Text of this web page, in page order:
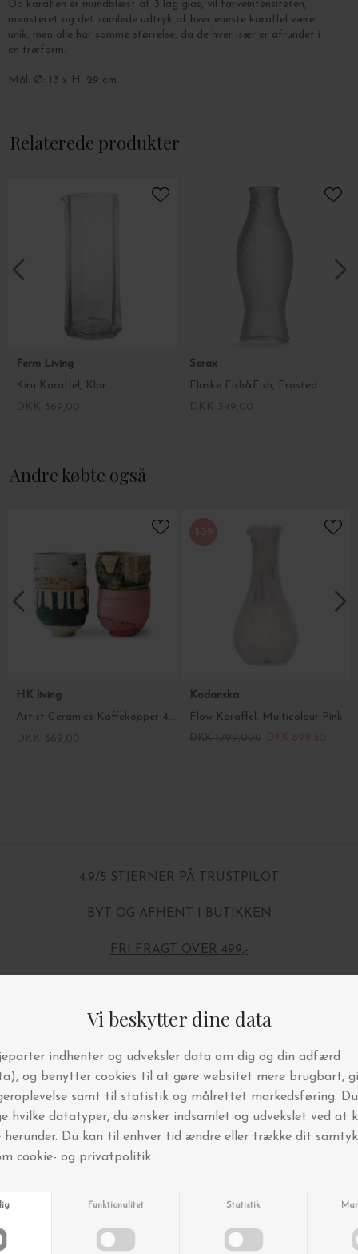
Da karaflen er mundblæst af 3 lag glas, vil farveintensiteten,
mønsteret og det samlede udtryk af hver eneste karaffel være
unik, men alle har samme størrelse, da de hver især er afrundet i
en træform.
Mål: Ø: 13 x H: 29 cm.
Relaterede produkter
Ferm Living
Kiru Karaffel, Klar
Serax
Flaske Fish&Fish, Frosted
Andre købte også
HK living
Artist Ceramics Kaffekopper 4 stk.
-50%
Kodanska
Flow Karaffel, Multicolour Pink
4.9/5 STJERNER PÅ TRUSTPILOT
BYT OG AFHENT I BUTIKKEN
FRI FRAGT OVER 499,-
Andre købte også
-50% -30%